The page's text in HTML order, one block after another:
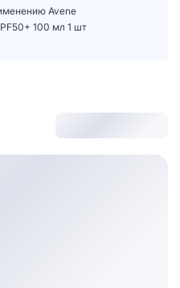
Avene
100 мл 1 шт